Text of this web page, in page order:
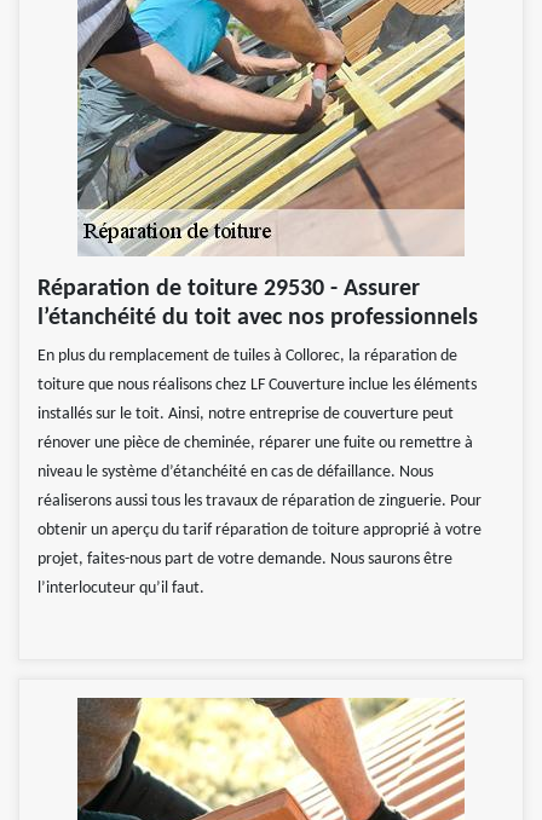
Réparation de toiture 29530 - Assurer
l’étanchéité du toit avec nos professionnels
En plus du remplacement de tuiles à Collorec, la réparation de
toiture que nous réalisons chez LF Couverture inclue les éléments
installés sur le toit. Ainsi, notre entreprise de couverture peut
rénover une pièce de cheminée, réparer une fuite ou remettre à
niveau le système d’étanchéité en cas de défaillance. Nous
réaliserons aussi tous les travaux de réparation de zinguerie. Pour
obtenir un aperçu du tarif réparation de toiture approprié à votre
projet, faites-nous part de votre demande. Nous saurons être
l’interlocuteur qu’il faut.